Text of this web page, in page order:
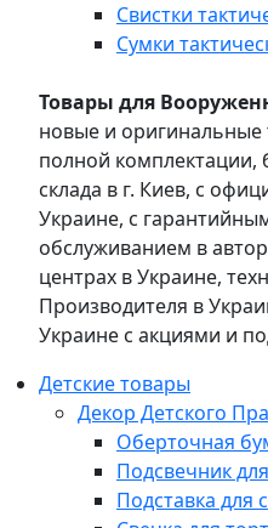
Свистки
Сумки
Товары для
новые и
полной комплектации,
склада в г. Киев, с
Украине, с
обслуживанием в
центрах в Украине,
Производителя в
Украине с акциями и
Детские товары
Декор Детского
Оберточная
Подсвечник
Подставка для